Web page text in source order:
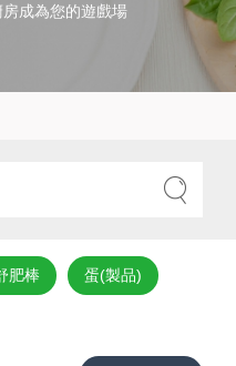
成為您的遊戲場
肥棒 蛋(製品)